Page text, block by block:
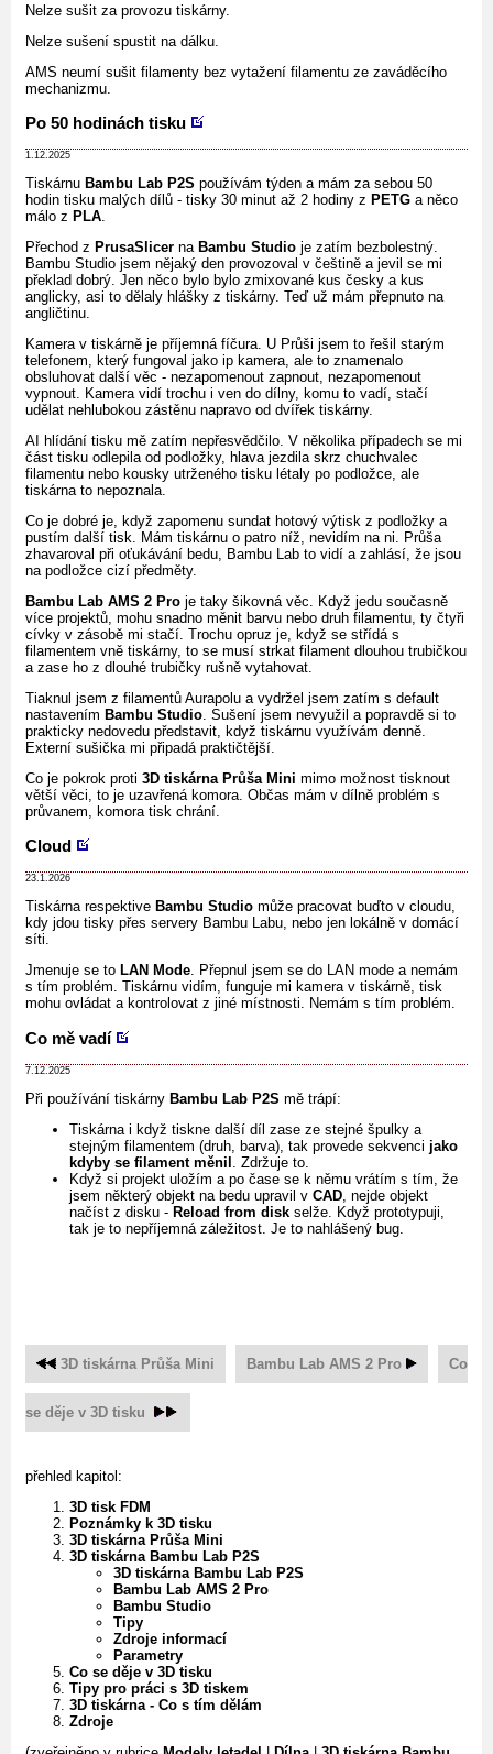
Nelze sušit za provozu tiskárny.
Nelze sušení spustit na dálku.
AMS neumí sušit filamenty bez vytažení filamentu ze zaváděcího
mechanizmu.
Po 50 hodinách tisku
1.12.2025
Tiskárnu Bambu Lab P2S používám týden a mám za sebou 50
hodin tisku malých dílů - tisky 30 minut až 2 hodiny z PETG a něco
málo z PLA
Přechod z PrusaSlicer na Bambu Studio je zatím bezbolestný.
Bambu Studio jsem nějaký den provozoval v češtině a jevil se mi
překlad dobrý. Jen něco bylo bylo zmixované kus česky a kus
anglicky, asi to dělaly hlášky z tiskárny. Teď už mám přepnuto na
angličtinu.
Kamera v tiskárně je příjemná fíčura. U Průši jsem to řešil starým
telefonem, který fungoval jako ip kamera, ale to znamenalo
obsluhovat další věc - nezapomenout zapnout, nezapomenout
vypnout. Kamera vidí trochu i ven do dílny, komu to vadí, stačí
udělat nehlubokou zástěnu napravo od dvířek tiskárny.
AI hlídání tisku mě zatím nepřesvědčilo. V několika případech se mi
část tisku odlepila od podložky, hlava jezdila skrz chuchvalec
filamentu nebo kousky utrženého tisku létaly po podložce, ale
tiskárna to nepoznala.
Co je dobré je, když zapomenu sundat hotový výtisk z podložky a
pustím další tisk. Mám tiskárnu o patro níž, nevidím na ni. Průša
zhavaroval při oťukávání bedu, Bambu Lab to vidí a zahlásí, že jsou
na podložce cizí předměty.
Bambu Lab AMS 2 Pro je taky šikovná věc. Když jedu současně
více projektů, mohu snadno měnit barvu nebo druh filamentu, ty čtyři
cívky v zásobě mi stačí. Trochu opruz je, když se střídá s
filamentem vně tiskárny, to se musí strkat filament dlouhou trubičkou
a zase ho z dlouhé trubičky rušně vytahovat.
Tiaknul jsem z filamentů Aurapolu a vydržel jsem zatím s default
nastavením Bambu Studio . Sušení jsem nevyužil a popravdě si to
prakticky nedovedu představit, když tiskárnu využívám denně.
Externí sušička mi připadá praktičtější.
Co je pokrok proti 3D tiskárna Průša Mini mimo možnost tisknout
větší věci, to je uzavřená komora. Občas mám v dílně problém s
průvanem, komora tisk chrání.
Cloud
23.1.2026
Tiskárna respektive Bambu Studio může pracovat buďto v cloudu,
kdy jdou tisky přes servery Bambu Labu, nebo jen lokálně v domácí
síti.
Jmenuje se to LAN Mode. Přepnul jsem se do LAN mode a nemám
s tím problém. Tiskárnu vidím, funguje mi kamera v tiskárně, tisk
mohu ovládat a kontrolovat z jiné místnosti. Nemám s tím problém.
Co mě vadí
7.12.2025
Při používání tiskárny Bambu Lab P2S mě trápí:
Tiskárna i když tiskne další díl zase ze stejné špulky a
stejným filamentem (druh, barva), tak provede sekvenci jako
kdyby se filament měnil
. Zdržuje to.
Když si projekt uložím a po čase se k němu vrátím s tím, že
jsem některý objekt na bedu upravil v CAD , nejde objekt
načíst z disku - Reload from disk selže. Když prototypuji,
tak je to nepříjemná záležitost. Je to nahlášený bug.
3D tiskárna Průša Mini Bambu Lab AMS 2 Pro Co
se děje v 3D tisku
přehled kapitol:
3D tisk FDM
Poznámky k 3D tisku
3D tiskárna Průša Mini
3D tiskárna Bambu Lab P2S
3D tiskárna Bambu Lab P2S
Bambu Lab AMS 2 Pro
Bambu Studio
Tipy
Zdroje informací
Parametry
Co se děje v 3D tisku
Tipy pro práci s 3D tiskem
3D tiskárna - Co s tím dělám
Zdroje